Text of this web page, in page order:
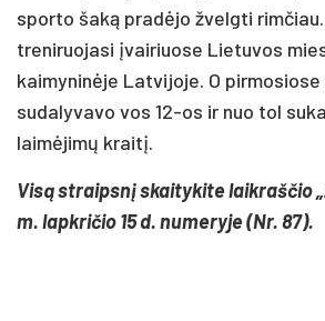
sporto šaką pradėjo žvelgti
treniruojasi įvairiuose Lietuvos
kaimyninėje Latvijoje. O
sudalyvavo vos 12-os ir nuo tol
laimėjimų kraitį.
Visą straipsnį skaitykite laikraščio
m. lapkričio 15 d. numeryje (Nr. 87).